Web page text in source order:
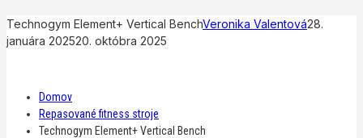
Technogym Element+ Vertical BenchVeronika Valentová28.
januára 202520. októbra 2025
Domov
Repasované fitness stroje
Technogym Element+ Vertical Bench